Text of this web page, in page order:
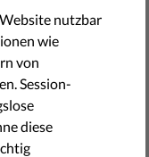
Schutz
nutzbar
wie
von
Session-
diese